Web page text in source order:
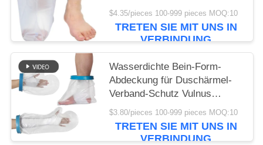
schwimmenden Duschbein-
Verband
$4.35/pieces 100-999 pieces MOQ:10
TRETEN SIE MIT UNS IN
VERBINDUNG
Wasserdichte Bein-Form-
Abdeckung für Duschärmel-
Verband-Schutz Vulnus
verbrennen Brand-Knöchel-
Wunde
$3.80/pieces 100-999 pieces MOQ:10
TRETEN SIE MIT UNS IN
VERBINDUNG